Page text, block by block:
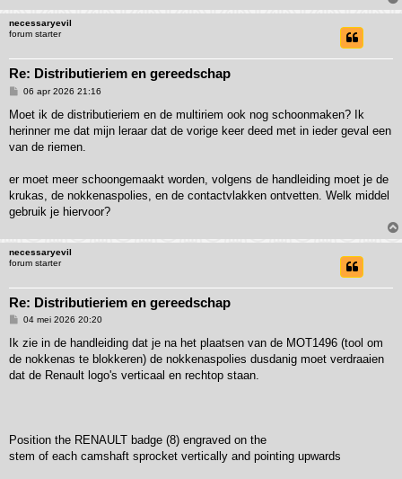
necessaryevil
forum starter
Re: Distributieriem en gereedschap
B
r
c
h
06 apr 2026 21:16
Moet ik de distributieriem en de multiriem ook nog schoonmaken? Ik
herinner me dat mijn leraar dat de vorige keer deed met in ieder geval een
van de riemen.
er moet meer schoongemaakt worden, volgens de handleiding moet je de
krukas, de nokkenaspolies, en de contactvlakken ontvetten. Welk middel
gebruik je hiervoor?
necessaryevil
forum starter
Re: Distributieriem en gereedschap
B
c
h
04 mei 2026 20:20
Ik zie in de handleiding dat je na het plaatsen van de MOT1496 (tool om
de nokkenas te blokkeren) de nokkenaspolies dusdanig moet verdraaien
dat de Renault logo's verticaal en rechtop staan.
Position the RENAULT badge (8) engraved on the
stem of each camshaft sprocket vertically and pointing upwards